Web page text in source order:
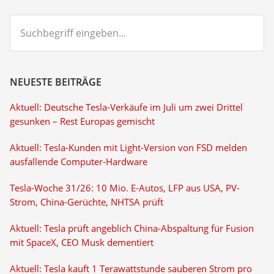
eingeben...
NEUESTE BEITRÄGE
Aktuell: Deutsche Tesla-Verkäufe im Juli um zwei Drittel
gesunken – Rest Europas gemischt
Aktuell: Tesla-Kunden mit Light-Version von FSD melden
ausfallende Computer-Hardware
Tesla-Woche 31/26: 10 Mio. E-Autos, LFP aus USA, PV-
Strom, China-Gerüchte, NHTSA prüft
Aktuell: Tesla prüft angeblich China-Abspaltung für Fusion
mit SpaceX, CEO Musk dementiert
Aktuell: Tesla kauft 1 Terawattstunde sauberen Strom pro